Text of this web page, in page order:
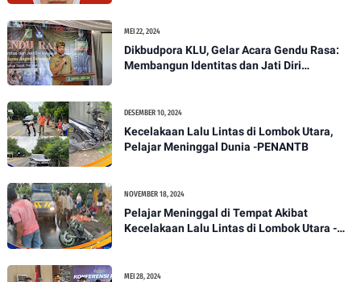
MEI 22, 2024
Dikbudpora KLU, Gelar Acara Gendu Rasa:
Membangun Identitas dan Jati Diri
DESEMBER 10, 2024
Kecelakaan Lalu Lintas di Lombok Utara,
Pelajar Meninggal Dunia -PENANTB
NOVEMBER 18, 2024
Pelajar Meninggal di Tempat Akibat
Kecelakaan Lalu Lintas di Lombok Utara -
MEI 28, 2024